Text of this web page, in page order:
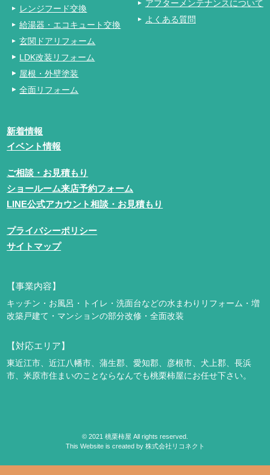
レンジフード交換
給湯器・エコキュート交換
玄関ドアリフォーム
LDK改装リフォーム
屋根・外壁塗装
全面リフォーム
アフターメンテナンスについて
よくある質問
新着情報
イベント情報
ご相談・お見積もり
ショールーム来店予約フォーム
LINE公式アカウント相談・お見積もり
プライバシーポリシー
サイトマップ
【事業内容】
キッチン・お風呂・トイレ・洗面台などの水まわりリフォーム・増
改築戸建て・マンションの部分改修・全面改装
【対応エリア】
東近江市、近江八幡市、蒲生郡、愛知郡、彦根市、犬上郡、長浜
市、米原市住まいのことならなんでも桃栗柿屋にお任せ下さい。
© 2021 桃栗柿屋 All rights reserved.
This Website is created by 株式会社リコネクト